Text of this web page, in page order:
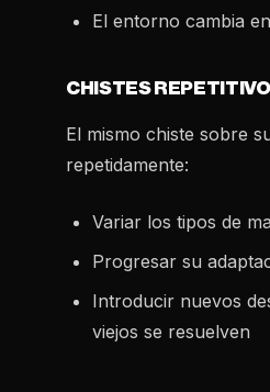
El entorno cambia
CHISTES
El mismo chiste sobre
repetidamente:
Variar los tipos de
Progresar su
Introducir nuevos
viejos se resuelven